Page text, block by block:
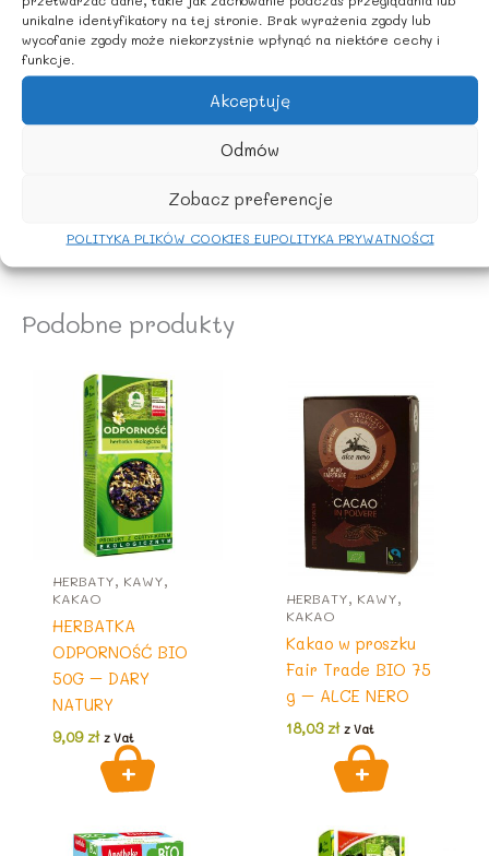
unikalne identyfikatory na tej stronie. Brak wyrażenia zgody lub
wycofanie zgody może niekorzystnie wpłynąć na niektóre cechy i
funkcje.
Akceptuję
Odmów
Zobacz preferencje
POLITYKA PLIKÓW COOKIES EUPOLITYKA PRYWATNOŚCI
w tym cukry 45g
Białko 0,8g
SÓL 0g
do 1 częśći syropu dodać 9 części wody.
Podobne produkty
HERBATY, KAWY,
KAKAO
HERBATKA
ODPORNOŚĆ BIO
50G – DARY
NATURY
9,09zł z Vat
HERBATY, KAWY,
KAKAO
Kakao w proszku
Fair Trade BIO 75
g – ALCE NERO
18,03zł z Vat